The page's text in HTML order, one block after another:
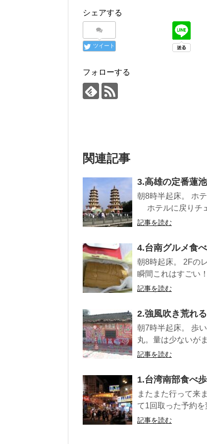
シェアする
ツイート
フォローする
関連記事
3.高雄の定番蓮
朝8時半起床。 ホ
ホテルに戻りチ
記事を読む
4.台南グルメ食
朝8時起床。 2Fの
瞬間これはすごい
記事を読む
2.強風吹き荒れ
朝7時半起床。 歩
丸。量は少ないが
記事を読む
1.台湾南部食べ
またまた行って来
て1回取った予約
記事を読む